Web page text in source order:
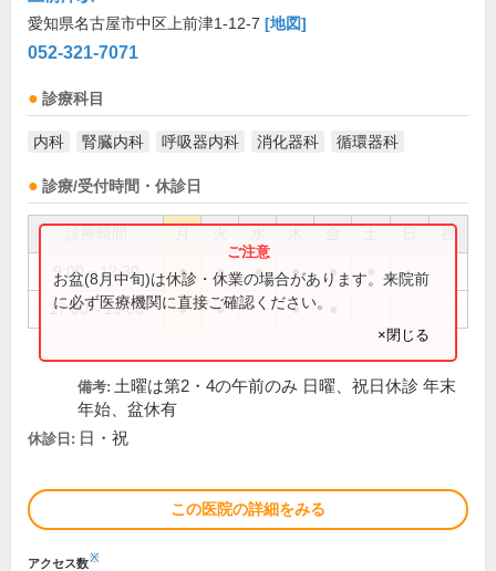
愛知県名古屋市中区上前津1-12-7 [地図]
052-321-7071
診療科目
内科 腎臓内科 呼吸器内科 消化器科 循環器科
診療/受付時間・休診日
祝
9:00～12:30 ● ● ● ● ●
17:00～19:00 ● ● ●
お盆(8月中旬)は休診・休業の場合があります。来院前
に必ず医療機関に直接ご確認ください。
×閉じる
備考: 土曜は第2・4の午前のみ 日曜、祝日休診 年末
年始、盆休有
休診日: 日・祝
この医院の詳細をみる
アクセス数※